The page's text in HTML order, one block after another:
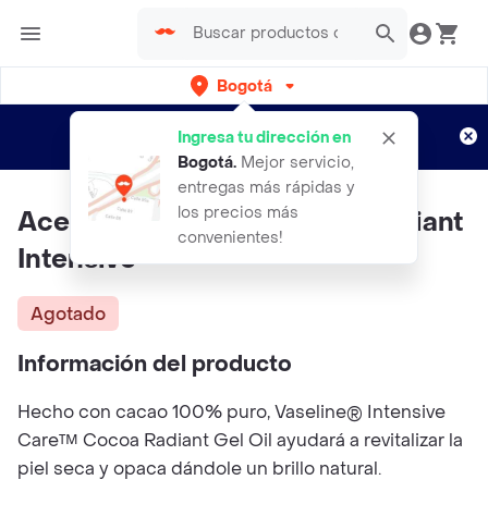
Bogotá
Ingresa tu dirección en
Bogotá. Mejor servicio,
entregas más rápidas y
los precios más
convenientes!
envíos gratis por semanas
Aplican TyC
Aceite Gel Vaseline Cocoa Radiant
Intensive
Agotado
Información del producto
Hecho con cacao 100% puro, Vaseline® Intensive
Care™ Cocoa Radiant Gel Oil ayudará a revitalizar la
piel seca y opaca dándole un brillo natural.